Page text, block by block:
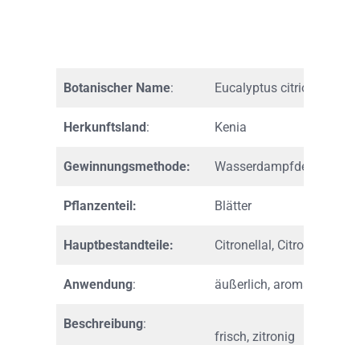
Botanischer Name: Eucalyptus citriodora
Herkunftsland: Kenia
Gewinnungsmethode: Wasserdampfdestillation
Pflanzenteil: Blätter
Hauptbestandteile: Citronellal, Citronellol
Anwendung: äußerlich, aromatisch
Beschreibung:
frisch, zitronig